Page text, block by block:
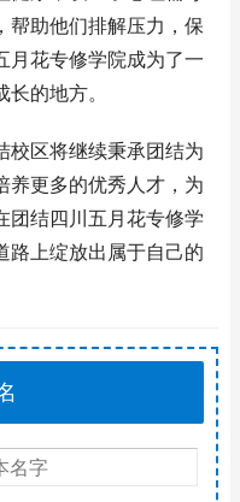
帮助他们排解压力，保
月花专修学院成为了一
的地方。
校区将继续秉承团结为
养更多的优秀人才，为
团结四川五月花专修学
路上绽放出属于自己的